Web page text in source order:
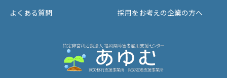
よくある質問 採用をお考えの企業の方へ